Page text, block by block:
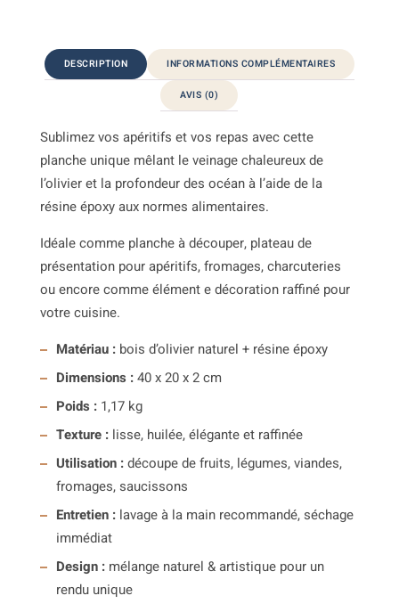
DESCRIPTION INFORMATIONS COMPLÉMENTAIRES
AVIS (0)
Sublimez vos apéritifs et vos repas avec cette
planche unique mêlant le veinage chaleureux de
l’olivier et la profondeur des océan à l’aide de la
résine époxy aux normes alimentaires.
Idéale comme planche à découper, plateau de
présentation pour apéritifs, fromages, charcuteries
ou encore comme élément e décoration raffiné pour
votre cuisine.
Matériau :bois d’olivier naturel + résine époxy
Dimensions :40 x 20 x 2 cm
Poids :1,17 kg
Texture :lisse, huilée, élégante et raffinée
Utilisation :découpe de fruits, légumes, viandes,
fromages, saucissons
Entretien :lavage à la main recommandé, séchage
immédiat
Design :mélange naturel & artistique pour un
rendu unique